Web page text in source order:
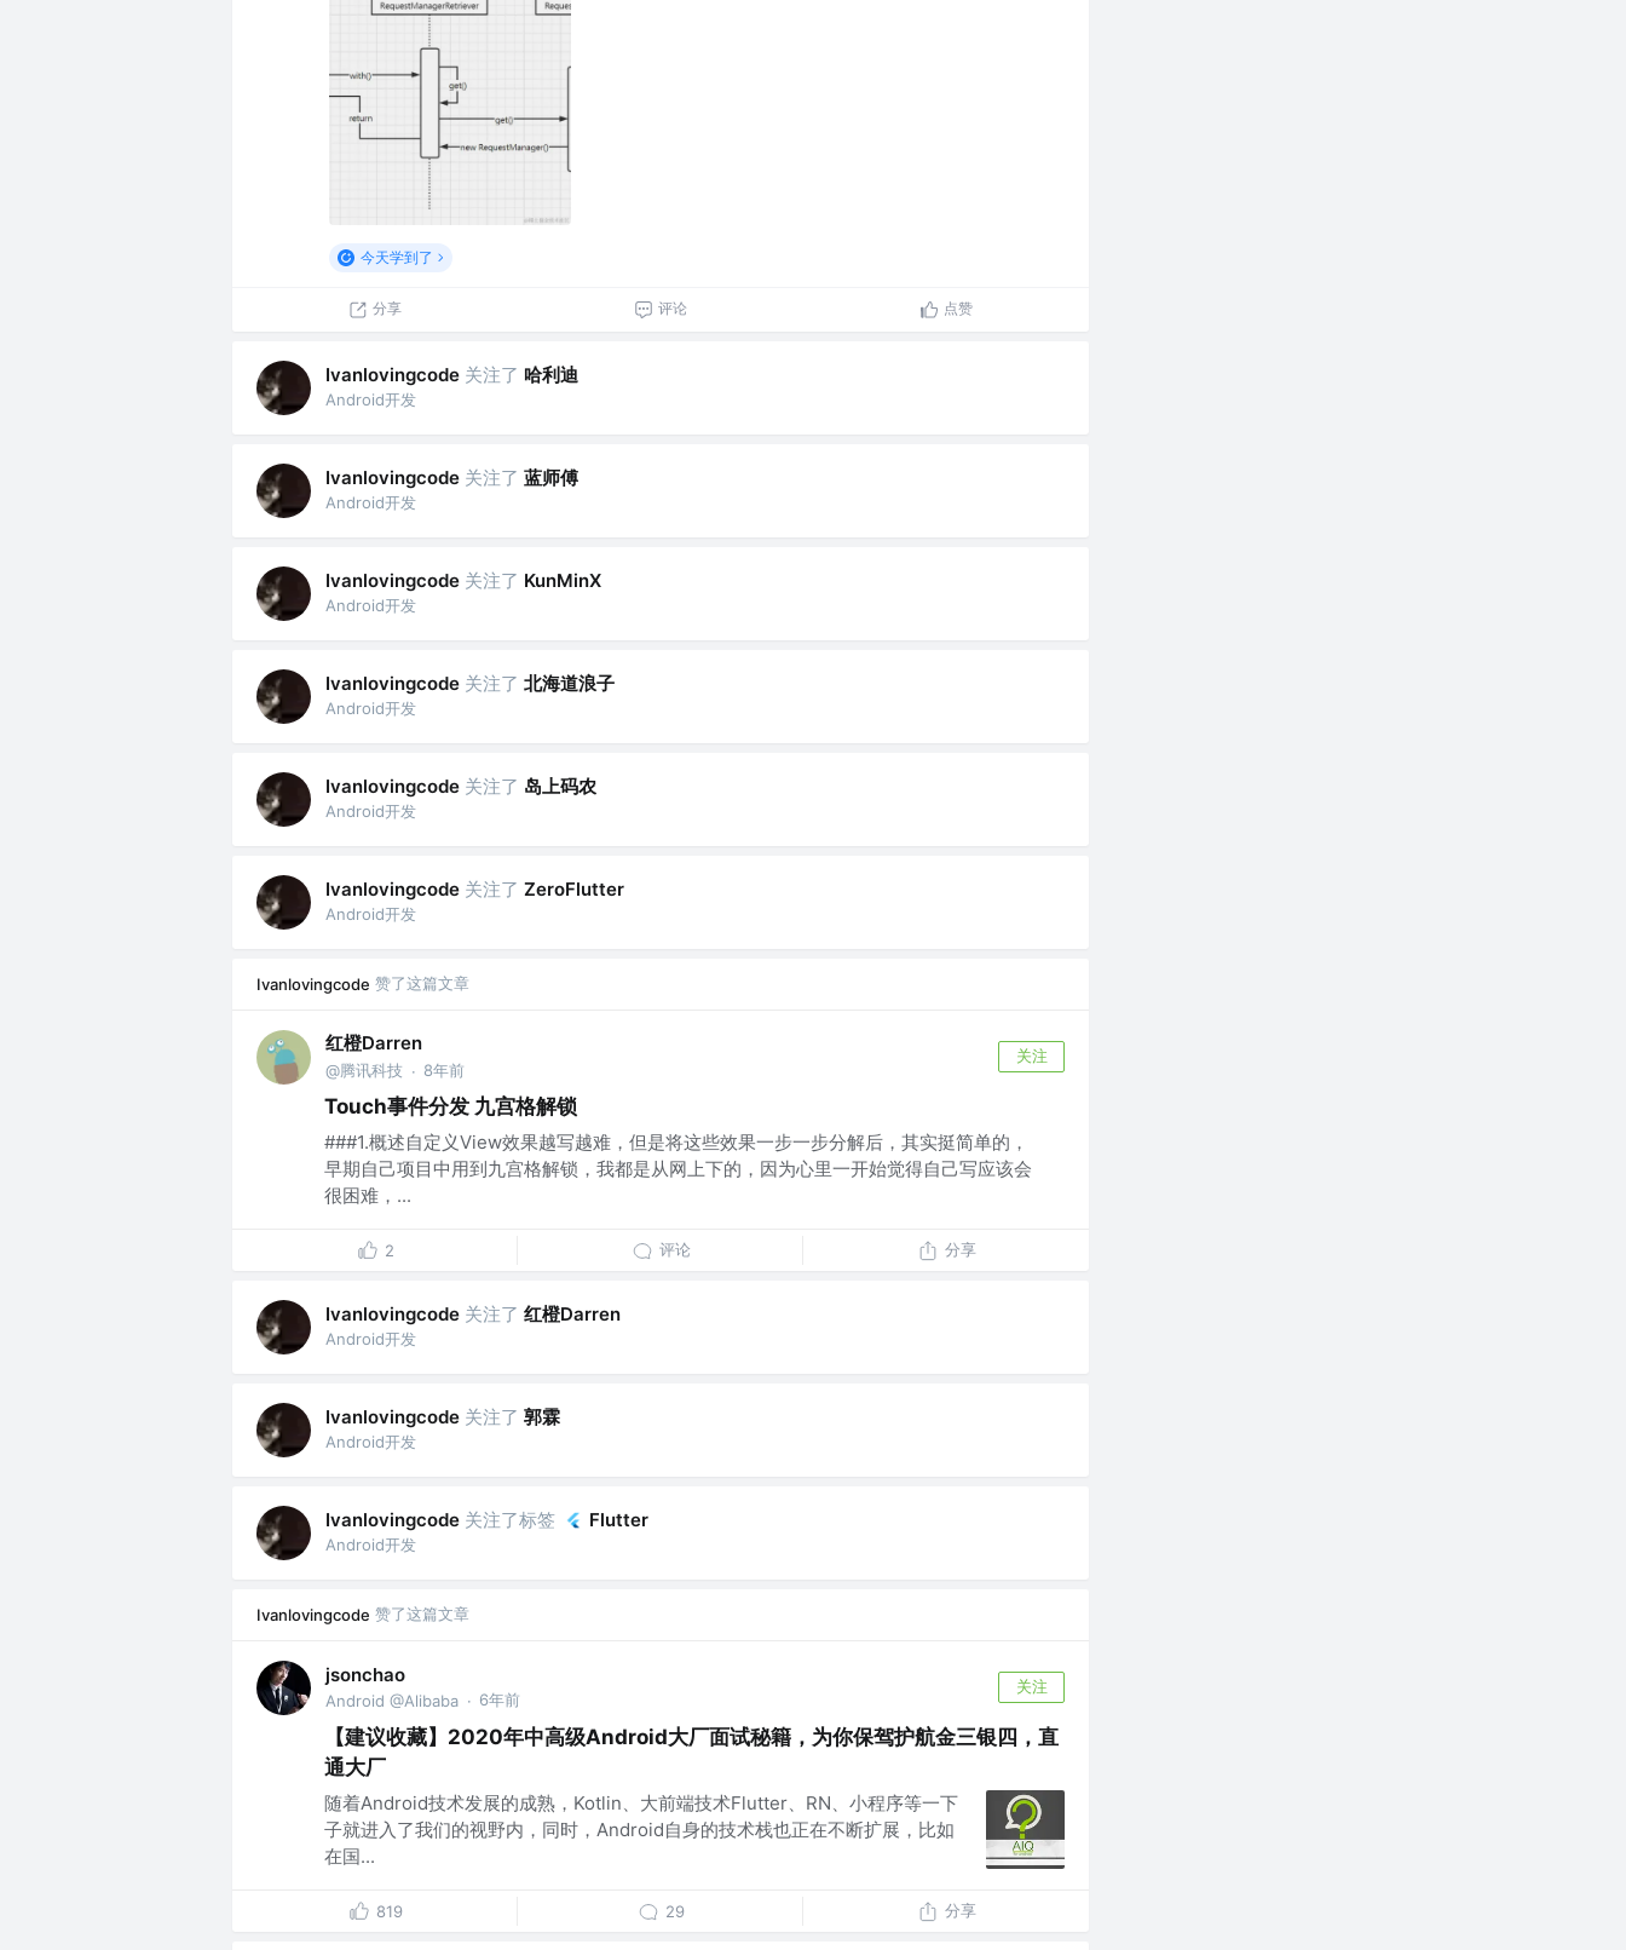
今天学到了
分享 评论 点赞
Ivanlovingcode 关注了 哈利迪
Android开发
Ivanlovingcode 关注了 蓝师傅
Android开发
Ivanlovingcode 关注了 KunMinX
Android开发
Ivanlovingcode 关注了 北海道浪子
Android开发
Ivanlovingcode 关注了 岛上码农
Android开发
Ivanlovingcode 关注了 ZeroFlutter
Android开发
Ivanlovingcode 赞了这篇文章
红橙Darren
@腾讯科技 · 8年前
关注
Touch事件分发 九宫格解锁
###1.概述自定义View效果越写越难，但是将这些效果一步一步分解后，其实挺简单的，
早期自己项目中用到九宫格解锁，我都是从网上下的，因为心里一开始觉得自己写应该会
很困难，...
2 评论 分享
Ivanlovingcode 关注了 红橙Darren
Android开发
Ivanlovingcode 关注了 郭霖
Android开发
Ivanlovingcode 关注了标签 Flutter
Android开发
Ivanlovingcode 赞了这篇文章
jsonchao
Android @Alibaba · 6年前
关注
【建议收藏】2020年中高级Android大厂面试秘籍，为你保驾护航金三银四，直
通大厂
随着Android技术发展的成熟，Kotlin、大前端技术Flutter、RN、小程序等一下
子就进入了我们的视野内，同时，Android自身的技术栈也正在不断扩展，比如
在国...
819 29 分享